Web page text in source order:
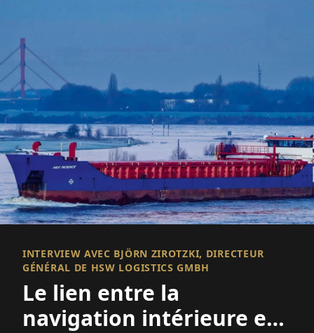
INTERVIEW AVEC BJÖRN ZIROTZKI, DIRECTEUR
GÉNÉRAL DE HSW LOGISTICS GMBH
Le lien entre la
navigation intérieure et